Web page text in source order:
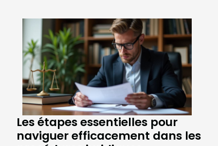
Les étapes essentielles pour
naviguer efficacement dans les